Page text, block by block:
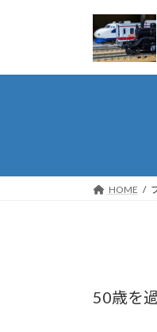
プ
動
HOME
50歳を